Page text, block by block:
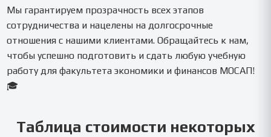
Мы гарантируем прозрачность всех этапов
сотрудничества и нацелены на долгосрочные
отношения с нашими клиентами. Обращайтесь к нам,
чтобы успешно подготовить и сдать любую учебную
работу для факультета экономики и финансов МОСАП!
🎓
Таблица стоимости некоторых